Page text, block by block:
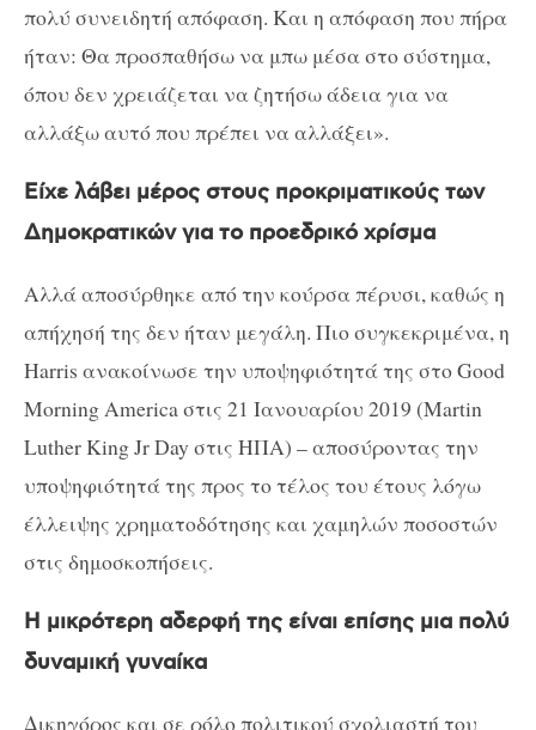
πολύ συνειδητή απόφαση. Και η απόφαση που πήρα
ήταν: Θα προσπαθήσω να μπω μέσα στο σύστημα,
όπου δεν χρειάζεται να ζητήσω άδεια για να
αλλάξω αυτό που πρέπει να αλλάξει».
Είχε λάβει μέρος στους προκριματικούς των
Δημοκρατικών για το προεδρικό χρίσμα
Αλλά αποσύρθηκε από την κούρσα πέρυσι, καθώς η
απήχησή της δεν ήταν μεγάλη. Πιο συγκεκριμένα, η
Harris ανακοίνωσε την υποψηφιότητά της στο Good
Morning America στις 21 Ιανουαρίου 2019 (Martin
Luther King Jr Day στις ΗΠΑ) – αποσύροντας την
υποψηφιότητά της προς το τέλος του έτους λόγω
έλλειψης χρηματοδότησης και χαμηλών ποσοστών
στις δημοσκοπήσεις.
Η μικρότερη αδερφή της είναι επίσης μια πολύ
δυναμική γυναίκα
Δικηγόρος και σε ρόλο πολιτικού σχολιαστή του